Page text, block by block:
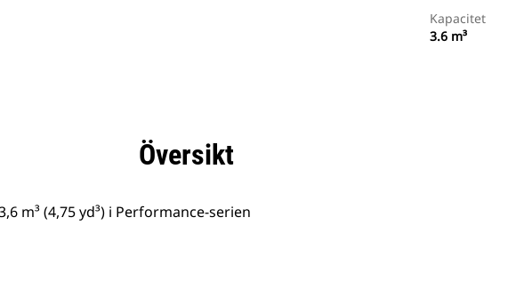
Kapacitet
3.6 m³
SpecifikationerÖversikt
m³ (4,75 yd³) i Performance-serien